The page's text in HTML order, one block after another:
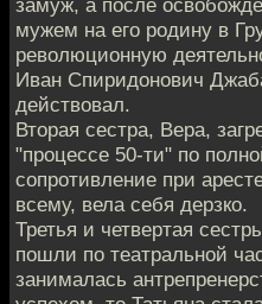
мужем на его родину в
революционную
Иван Спиридонович
действовал.
Вторая сестра, Вера,
"процессе 50-ти" по
сопротивление при
всему, вела себя дерзко.
Третья и четвертая
пошли по театральной
занималась